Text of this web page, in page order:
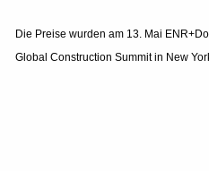
Die Preise wurden am 13. Mai
Global Construction Summit in New